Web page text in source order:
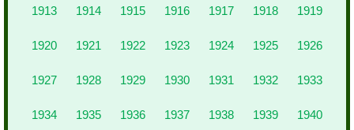
1913 1914 1915 1916 1917 1918 1919
1920 1921 1922 1923 1924 1925 1926
1927 1928 1929 1930 1931 1932 1933
1934 1935 1936 1937 1938 1939 1940